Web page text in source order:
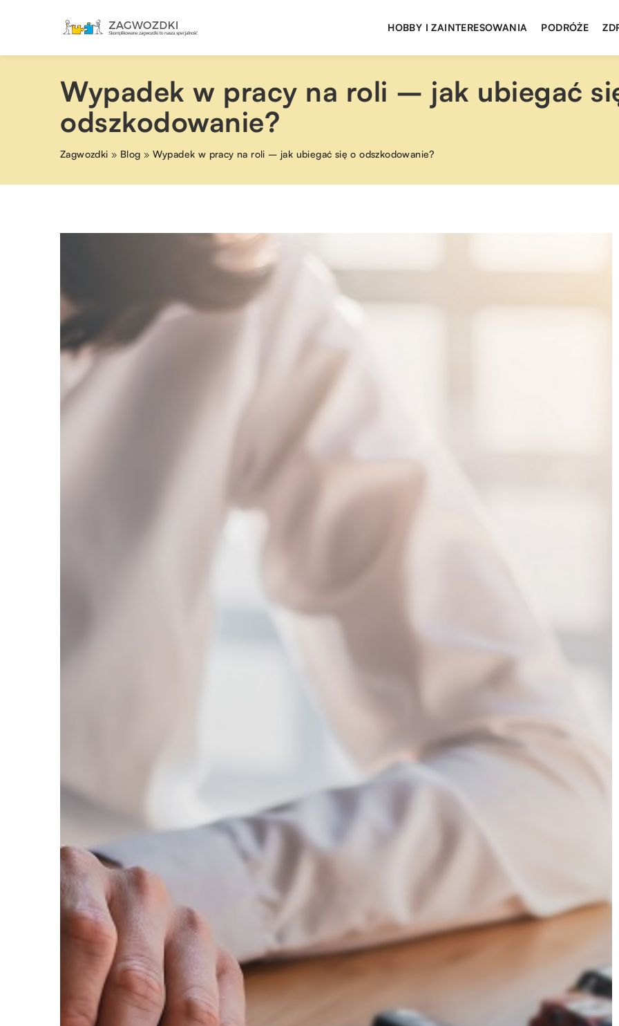
HOBBY I ZAINTERESOWANIA PODRÓŻE
Wypadek w pracy na roli – jak ubiegać
odszkodowanie?
Zagwozdki » Blog » Wypadek w pracy na roli – jak ubiegać się o odszkodowanie?